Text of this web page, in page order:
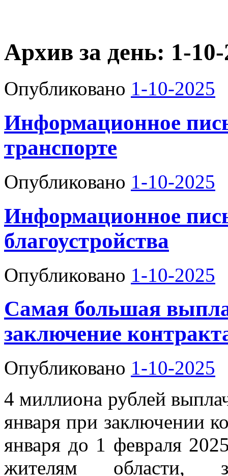
Архив за день: 1-
Опубликовано 1-10-2025
Информационное
транспорте
Опубликовано 1-10-2025
Информационное
благоустройства
Опубликовано 1-10-2025
Самая большая
заключение
Опубликовано 1-10-2025
4 миллиона рублей
января при заключении
января до 1 февраля
жителям области,